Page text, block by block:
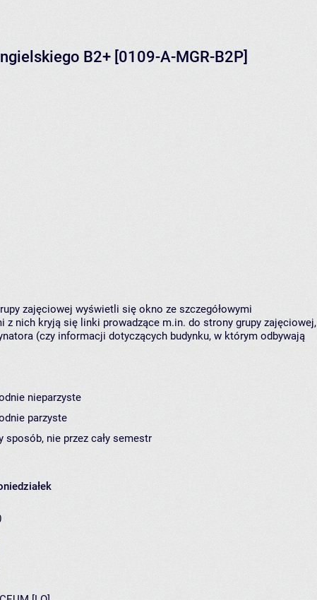
B2+ [0109-A-MGR-B2P]
zajęciowej wyświetli się okno ze szczegółowymi
z nich kryją się linki prowadzące m.in. do strony grupy zajęciowej,
(czy informacji dotyczących budynku, w którym odbywają
nieparzyste
parzyste
nie przez cały semestr